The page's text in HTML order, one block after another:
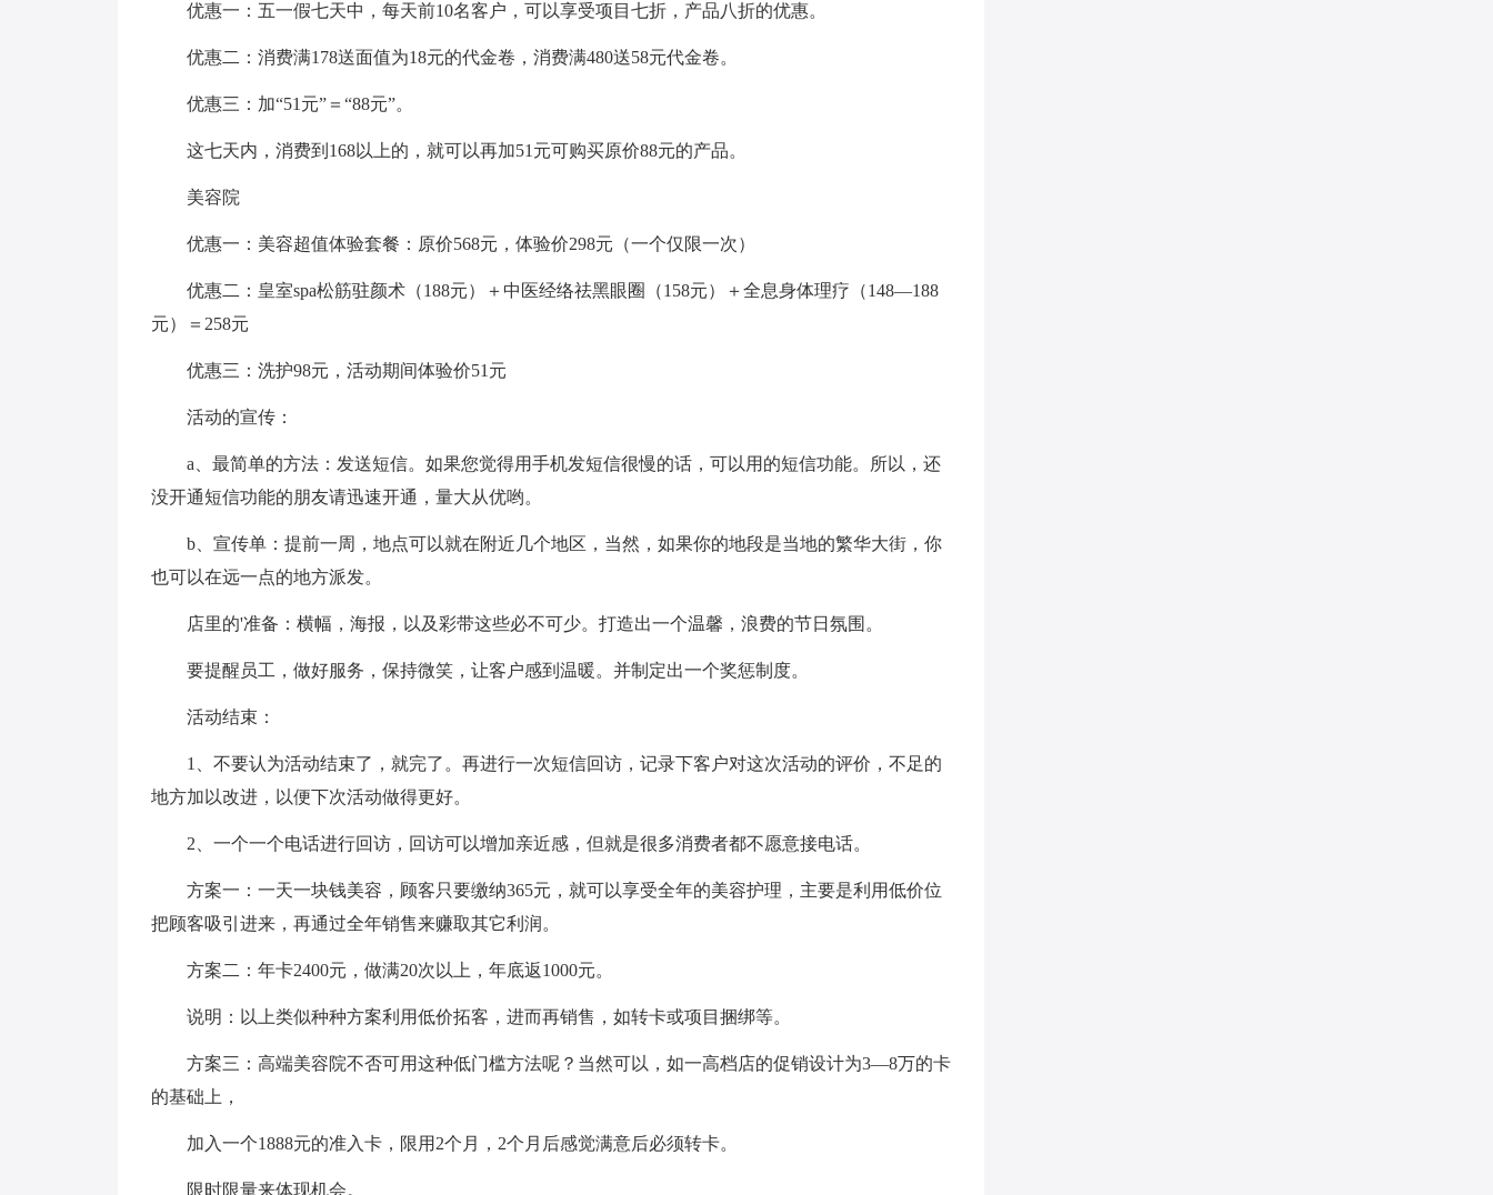
优惠一：五一假七天中，每天前10名客户，可以享受项目七折，产品八折的优惠。
优惠二：消费满178送面值为18元的代金卷，消费满480送58元代金卷。
优惠三：加“51元”＝“88元”。
这七天内，消费到168以上的，就可以再加51元可购买原价88元的产品。
美容院
优惠一：美容超值体验套餐：原价568元，体验价298元（一个仅限一次）
优惠二：皇室spa松筋驻颜术（188元）＋中医经络祛黑眼圈（158元）＋全息身体理疗（148—188
元）＝258元
优惠三：洗护98元，活动期间体验价51元
活动的宣传：
a、最简单的方法：发送短信。如果您觉得用手机发短信很慢的话，可以用的短信功能。所以，还
没开通短信功能的朋友请迅速开通，量大从优哟。
b、宣传单：提前一周，地点可以就在附近几个地区，当然，如果你的地段是当地的繁华大街，你
也可以在远一点的地方派发。
店里的'准备：横幅，海报，以及彩带这些必不可少。打造出一个温馨，浪费的节日氛围。
要提醒员工，做好服务，保持微笑，让客户感到温暖。并制定出一个奖惩制度。
活动结束：
1、不要认为活动结束了，就完了。再进行一次短信回访，记录下客户对这次活动的评价，不足的
地方加以改进，以便下次活动做得更好。
2、一个一个电话进行回访，回访可以增加亲近感，但就是很多消费者都不愿意接电话。
方案一：一天一块钱美容，顾客只要缴纳365元，就可以享受全年的美容护理，主要是利用低价位
把顾客吸引进来，再通过全年销售来赚取其它利润。
方案二：年卡2400元，做满20次以上，年底返1000元。
说明：以上类似种种方案利用低价拓客，进而再销售，如转卡或项目捆绑等。
方案三：高端美容院不否可用这种低门槛方法呢？当然可以，如一高档店的促销设计为3—8万的卡
的基础上，
加入一个1888元的准入卡，限用2个月，2个月后感觉满意后必须转卡。
限时限量来体现机会。